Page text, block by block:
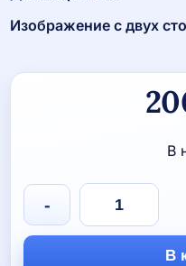
Изображение с двух
В
Количество
товара
ПОДВЕСКА-
СВЕТООТРАЖАТЕЛЬ
-
В